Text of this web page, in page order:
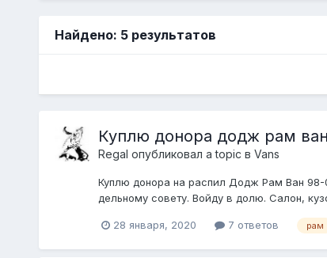
Найдено: 5 результатов
Куплю донора додж рам ван
Regal опубликовал a topic в Vans
Куплю донора на распил Додж Рам Ван 98-
дельному совету. Войду в долю. Салон,
28 января, 2020 7 ответов рам